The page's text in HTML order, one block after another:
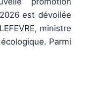
est dévoilée
ministre
Parmi